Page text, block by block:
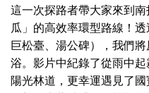
這一次探路者帶大家來到
瓜」的高效率環型路線！
巨松臺、湯公碑），我們
浴。影片中紀錄了從雨中
陽光林道，更幸運遇見了